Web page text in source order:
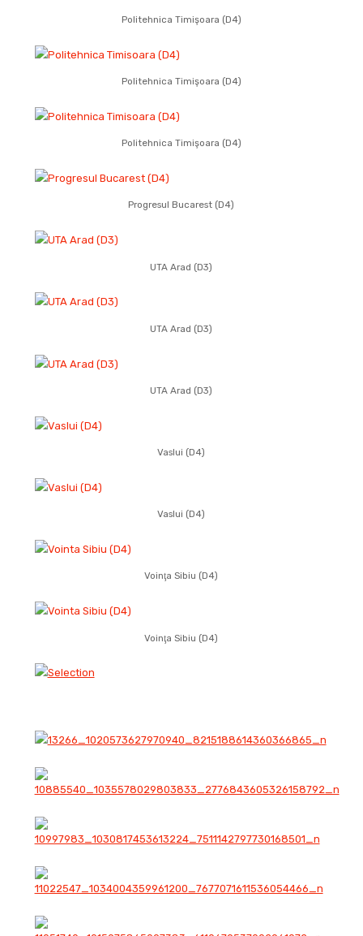
Politehnica Timişoara (D4)
Politehnica Timişoara (D4)
Politehnica Timişoara (D4)
Progresul Bucarest (D4)
UTA Arad (D3)
UTA Arad (D3)
UTA Arad (D3)
Vaslui (D4)
Vaslui (D4)
Voinţa Sibiu (D4)
Voinţa Sibiu (D4)